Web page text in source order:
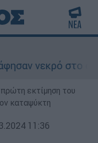
νεκρό στο
εκτίμηση του
καταψύκτη
11:36